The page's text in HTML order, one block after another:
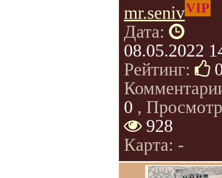
mr.senivVIP
Дата:
08.05.2022
Рейтинг:
0 ,
928
Карта: -